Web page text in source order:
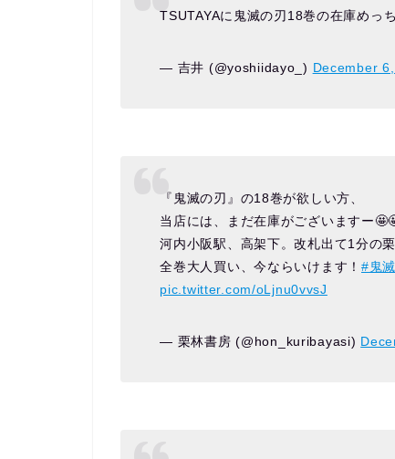
TSUTAYAに鬼滅の刃18巻の在庫めっ
— 吉井 (@yoshiidayo_) December
『鬼滅の刃』の18巻が欲しい方、
当店には、まだ在庫がございますー
河内小阪駅、高架下。改札出て1分の
全巻大人買い、今ならいけます！ #鬼
pic.twitter.com/oLjnu0vvsJ
— 栗林書房 (@hon_kuribayasi)